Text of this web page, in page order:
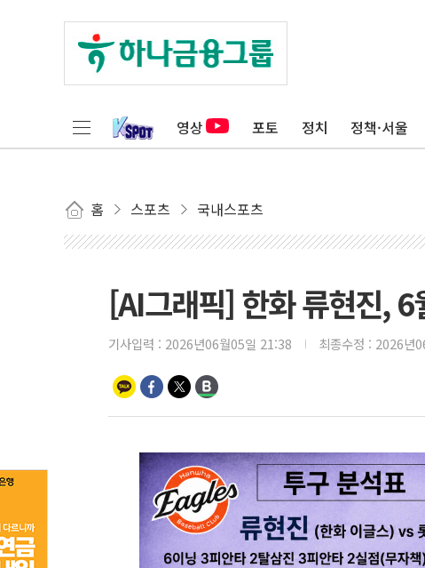
영상 포토 정치 정책·서울
홈 스포츠 국내스포츠
[AI그래픽] 한화 류현진,
기사입력 : 2026년06월05일 21:38 최종수정 : 2026년